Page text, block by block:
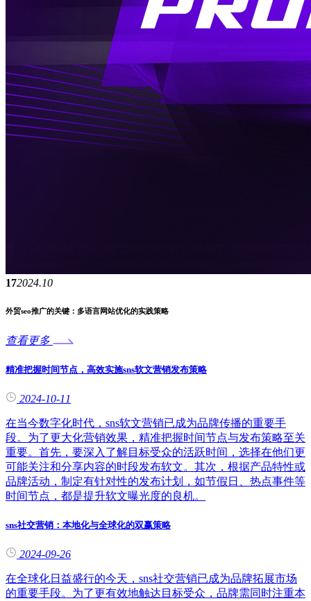
172024.10
外贸seo推广的关键：多语言网站优化的实践策略
查看更多
精准把握时间节点，高效实施sns软文营销发布策略
2024-10-11
在当今数字化时代，sns软文营销已成为品牌传播的重要手
段。为了更大化营销效果，精准把握时间节点与发布策略至关
重要。首先，要深入了解目标受众的活跃时间，选择在他们更
可能关注和分享内容的时段发布软文。其次，根据产品特性或
品牌活动，制定有针对性的发布计划，如节假日、热点事件等
时间节点，都是提升软文曝光度的良机。
sns社交营销：本地化与全球化的双赢策略
2024-09-26
在全球化日益盛行的今天，sns社交营销已成为品牌拓展市场
的重要手段。为了更有效地触达目标受众，品牌需同时注重本